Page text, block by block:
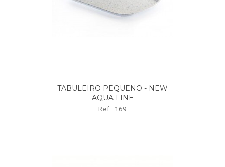
TABULEIRO PEQUENO - NEW
AQUA LINE
Ref. 169